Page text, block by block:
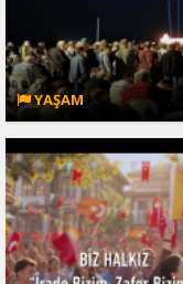
YAŞAM